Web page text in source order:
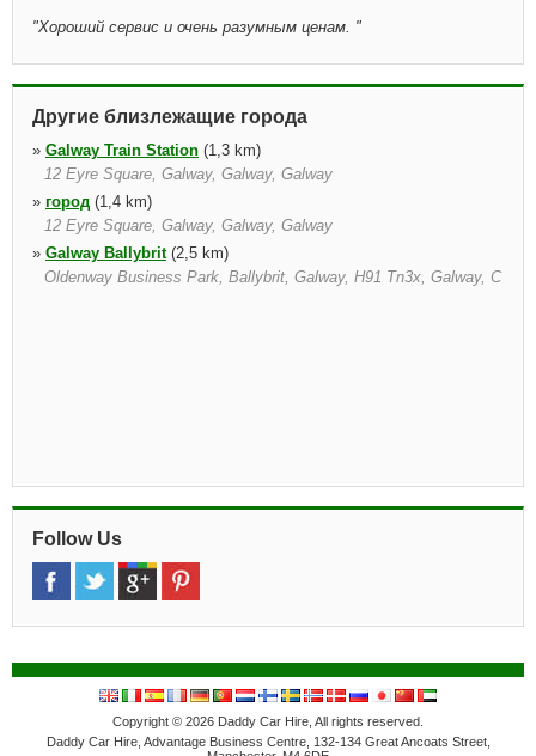
"Хороший сервис и очень разумным ценам. "
Другие близлежащие города
» Galway Train Station (1,3 km)
12 Eyre Square, Galway, Galway, Galway
» город (1,4 km)
12 Eyre Square, Galway, Galway, Galway
» Galway Ballybrit(2,5 km)
Oldenway Business Park, Ballybrit, Galway, H91 Tn3x, Galway, C
Follow Us
Copyright © 2026 Daddy Car Hire, All rights reserved.
Daddy Car Hire, Advantage Business Centre, 132-134 Great Ancoats Street,